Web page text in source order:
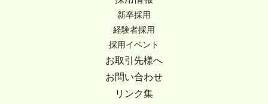
新卒採用
経験者採用
採用イベント
お取引先様へ
お問い合わせ
リンク集